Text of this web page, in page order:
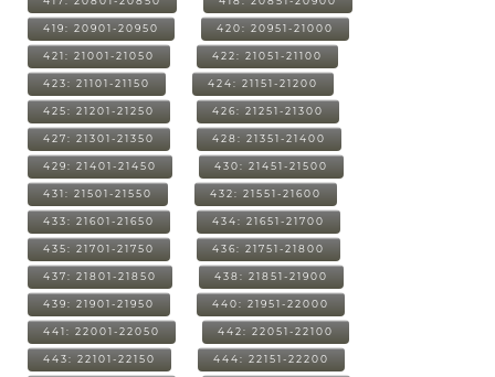
419: 20901-20950 420: 20951-21000
421: 21001-21050 422: 21051-21100
423: 21101-21150 424: 21151-21200
425: 21201-21250 426: 21251-21300
427: 21301-21350 428: 21351-21400
429: 21401-21450 430: 21451-21500
431: 21501-21550 432: 21551-21600
433: 21601-21650 434: 21651-21700
435: 21701-21750 436: 21751-21800
437: 21801-21850 438: 21851-21900
439: 21901-21950 440: 21951-22000
441: 22001-22050 442: 22051-22100
443: 22101-22150 444: 22151-22200